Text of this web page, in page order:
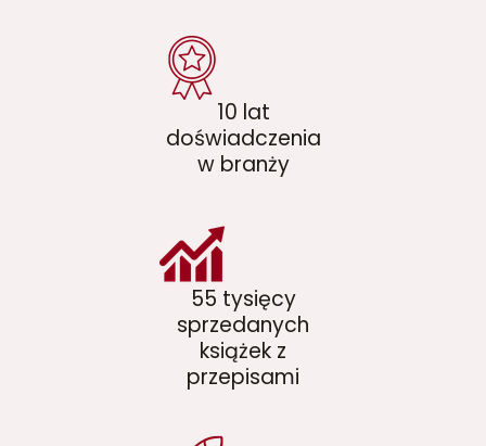
10 lat
doświadczenia
w branży
55 tysięcy
sprzedanych
książek z
przepisami